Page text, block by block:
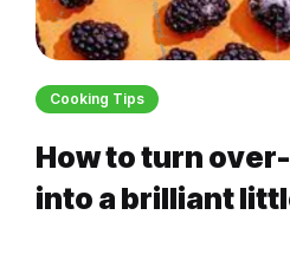
Cooking Tips
How to turn
into a brilliant